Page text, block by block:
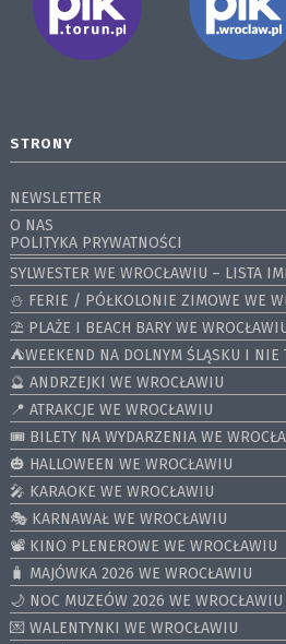
STRONY
NEWSLETTER
O NAS
POLITYKA PRYWATNOŚCI
SYLWESTER WE WROCŁAWIU – LISTA
⛄️ FERIE / PÓŁKOLONIE ZIMOWE WE
⛱️ PLAŻE I BEACH BARY WE
⛺️WEEKEND NA DOLNYM ŚLĄSKU I NIE
🔮 ANDRZEJKI WE WROCŁAWIU
📍 ATRAKCJE WE WROCŁAWIU
🎟️ BILETY NA WYDARZENIA WE
🎃 HALLOWEEN WE WROCŁAWIU
🎤 KARAOKE WE WROCŁAWIU
🎭 KARNAWAŁ WE WROCŁAWIU
📽️ KINO PLENEROWE WE WROCŁAWIU
🧳 MAJÓWKA 2026 WE WROCŁAWIU
🌙 NOC MUZEÓW 2026 WE WROCŁAWIU
💌 WALENTYNKI WE WROCŁAWIU